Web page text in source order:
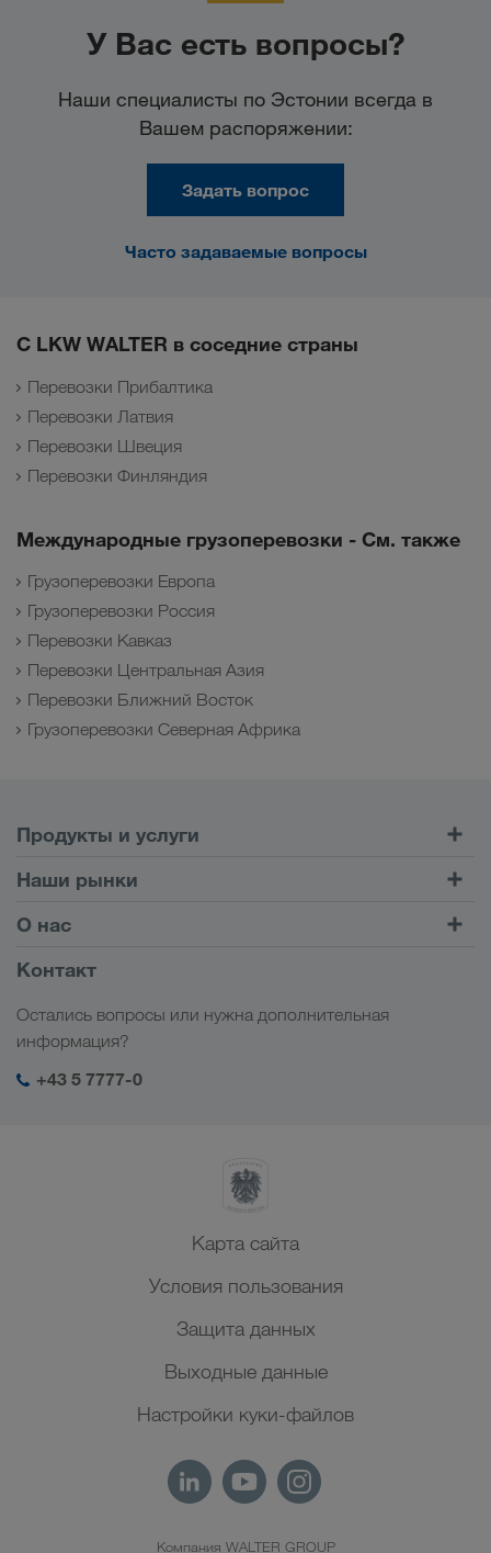
У Вас есть вопросы?
Наши специалисты по Эстонии всегда в
Вашем распоряжении:
Задать вопрос
Часто задаваемые вопросы
С LKW WALTER в соседние страны
Перевозки Прибалтика
Перевозки Латвия
Перевозки Швеция
Перевозки Финляндия
Международные грузоперевозки - См. также
Грузоперевозки Европа
Грузоперевозки Россия
Перевозки Кавказ
Перевозки Центральная Азия
Перевозки Ближний Восток
Грузоперевозки Северная Африка
Продукты и услуги
Автомобильные перевозки
Клиентский портал CONNECT
Цифровые решения
Мой вход в систему LKW WALTER
Наши рынки
Европа
Кавказ
Центральная Азия
Ближний Восток
Северная Африка
О нас
Информация о компании
Социальная ответственность
Контакт
Остались вопросы или нужна дополнительная
информация?
+43 5 7777-0
Карта сайта
Условия пользования
Защита данных
Выходные данные
Настройки куки-файлов
Компания WALTER GROUP